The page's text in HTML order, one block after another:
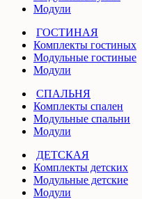
Модули
ГОСТИНАЯ
Комплекты гостиных
Модульные гостиные
Модули
СПАЛЬНЯ
Комплекты спален
Модульные спальни
Модули
ДЕТСКАЯ
Комплекты детских
Модульные детские
Модули